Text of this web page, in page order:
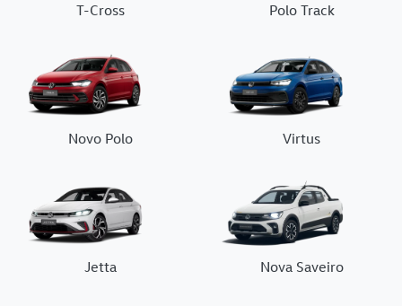
T-Cross Polo Track
Novo Polo Virtus
Jetta Nova Saveiro